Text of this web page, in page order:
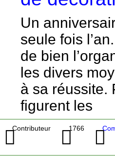
Un
seule fois
de bien
les divers
à sa réussite.
figurent les
Contributeur 1766